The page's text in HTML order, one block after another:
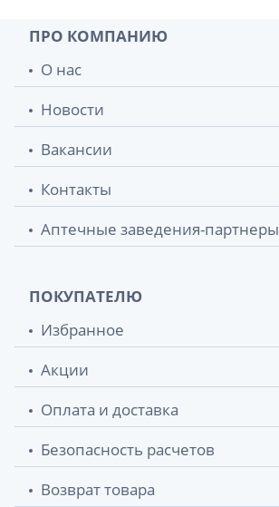
ПРО КОМПАНИЮ
О нас
Новости
Вакансии
Контакты
Аптечные заведения-партнеры
ПОКУПАТЕЛЮ
Избранное
Акции
Оплата и доставка
Безопасность расчетов
Возврат товара